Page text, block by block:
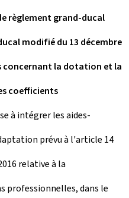
règlement grand-ducal
modifié du 13 décembre
concernant la dotation et la
coefficients
à intégrer les aides-
prévu à l'article 14
relative à la
professionnelles, dans le